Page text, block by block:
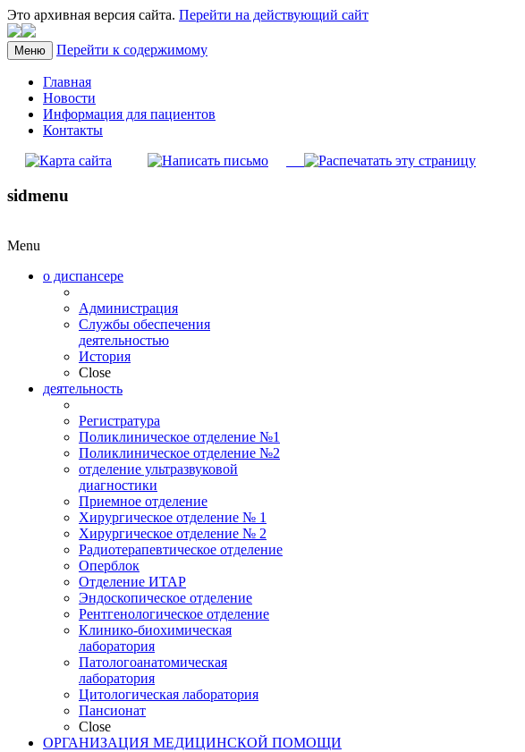
Это архивная версия сайта. Перейти на действующий сайт
Меню Перейти к содержимому
Главная
Новости
Информация для пациентов
Контакты
sidmenu
Menu
о диспансере
Администрация
Службы обеспечения
деятельностью
История
Close
деятельность
Регистратура
Поликлиническое отделение №1
Поликлиническое отделение №2
отделение ультразвуковой
диагностики
Приемное отделение
Хирургическое отделение № 1
Хирургическое отделение № 2
Радиотерапевтическое отделение
Оперблок
Отделение ИТАР
Эндоскопическое отделение
Рентгенологическое отделение
Клинико-биохимическая
лаборатория
Патологоанатомическая
лаборатория
Цитологическая лаборатория
Пансионат
Close
ОРГАНИЗАЦИЯ МЕДИЦИНСКОЙ ПОМОЩИ